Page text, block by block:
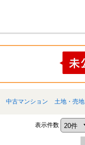
中古マンション 土地・売地
表示件数